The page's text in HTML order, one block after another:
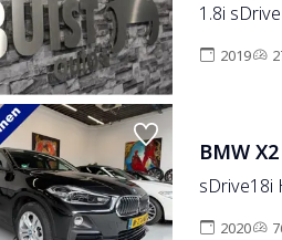
1.8i
2019
BMW X2
sDrive18i
2020